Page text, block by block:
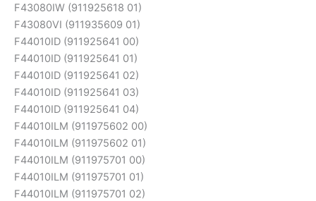
F43080IW (911925618 01)
F43080VI (911935609 01)
F44010ID (911925641 00)
F44010ID (911925641 01)
F44010ID (911925641 02)
F44010ID (911925641 03)
F44010ID (911925641 04)
F44010ILM (911975602 00)
F44010ILM (911975602 01)
F44010ILM (911975701 00)
F44010ILM (911975701 01)
F44010ILM (911975701 02)